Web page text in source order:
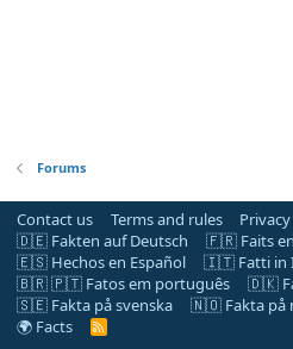
Forums
Contact us Terms and rules
🇩🇪 Fakten auf Deutsch
🇫🇷 Faits
🇪🇸 Hechos en Español
🇮🇹 Fatti in
🇧🇷 🇵🇹 Fatos em português
🇩🇰
🇸🇪 Fakta på svenska
🇳🇴 Fakta på
🌍 Facts
R